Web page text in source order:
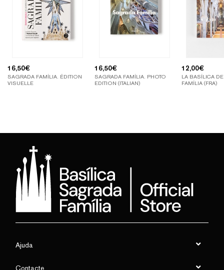
16,50€
SAGRADA FAMÍLIA. ÉDITION
VISUELLE
16,50€
SAGRADA FAMÍLIA. PHOTO
EDITION (ITALIAN)
12,00€
LA BASÍLICA
FAMÍLIA (FRA)
Ajuda
Contacte